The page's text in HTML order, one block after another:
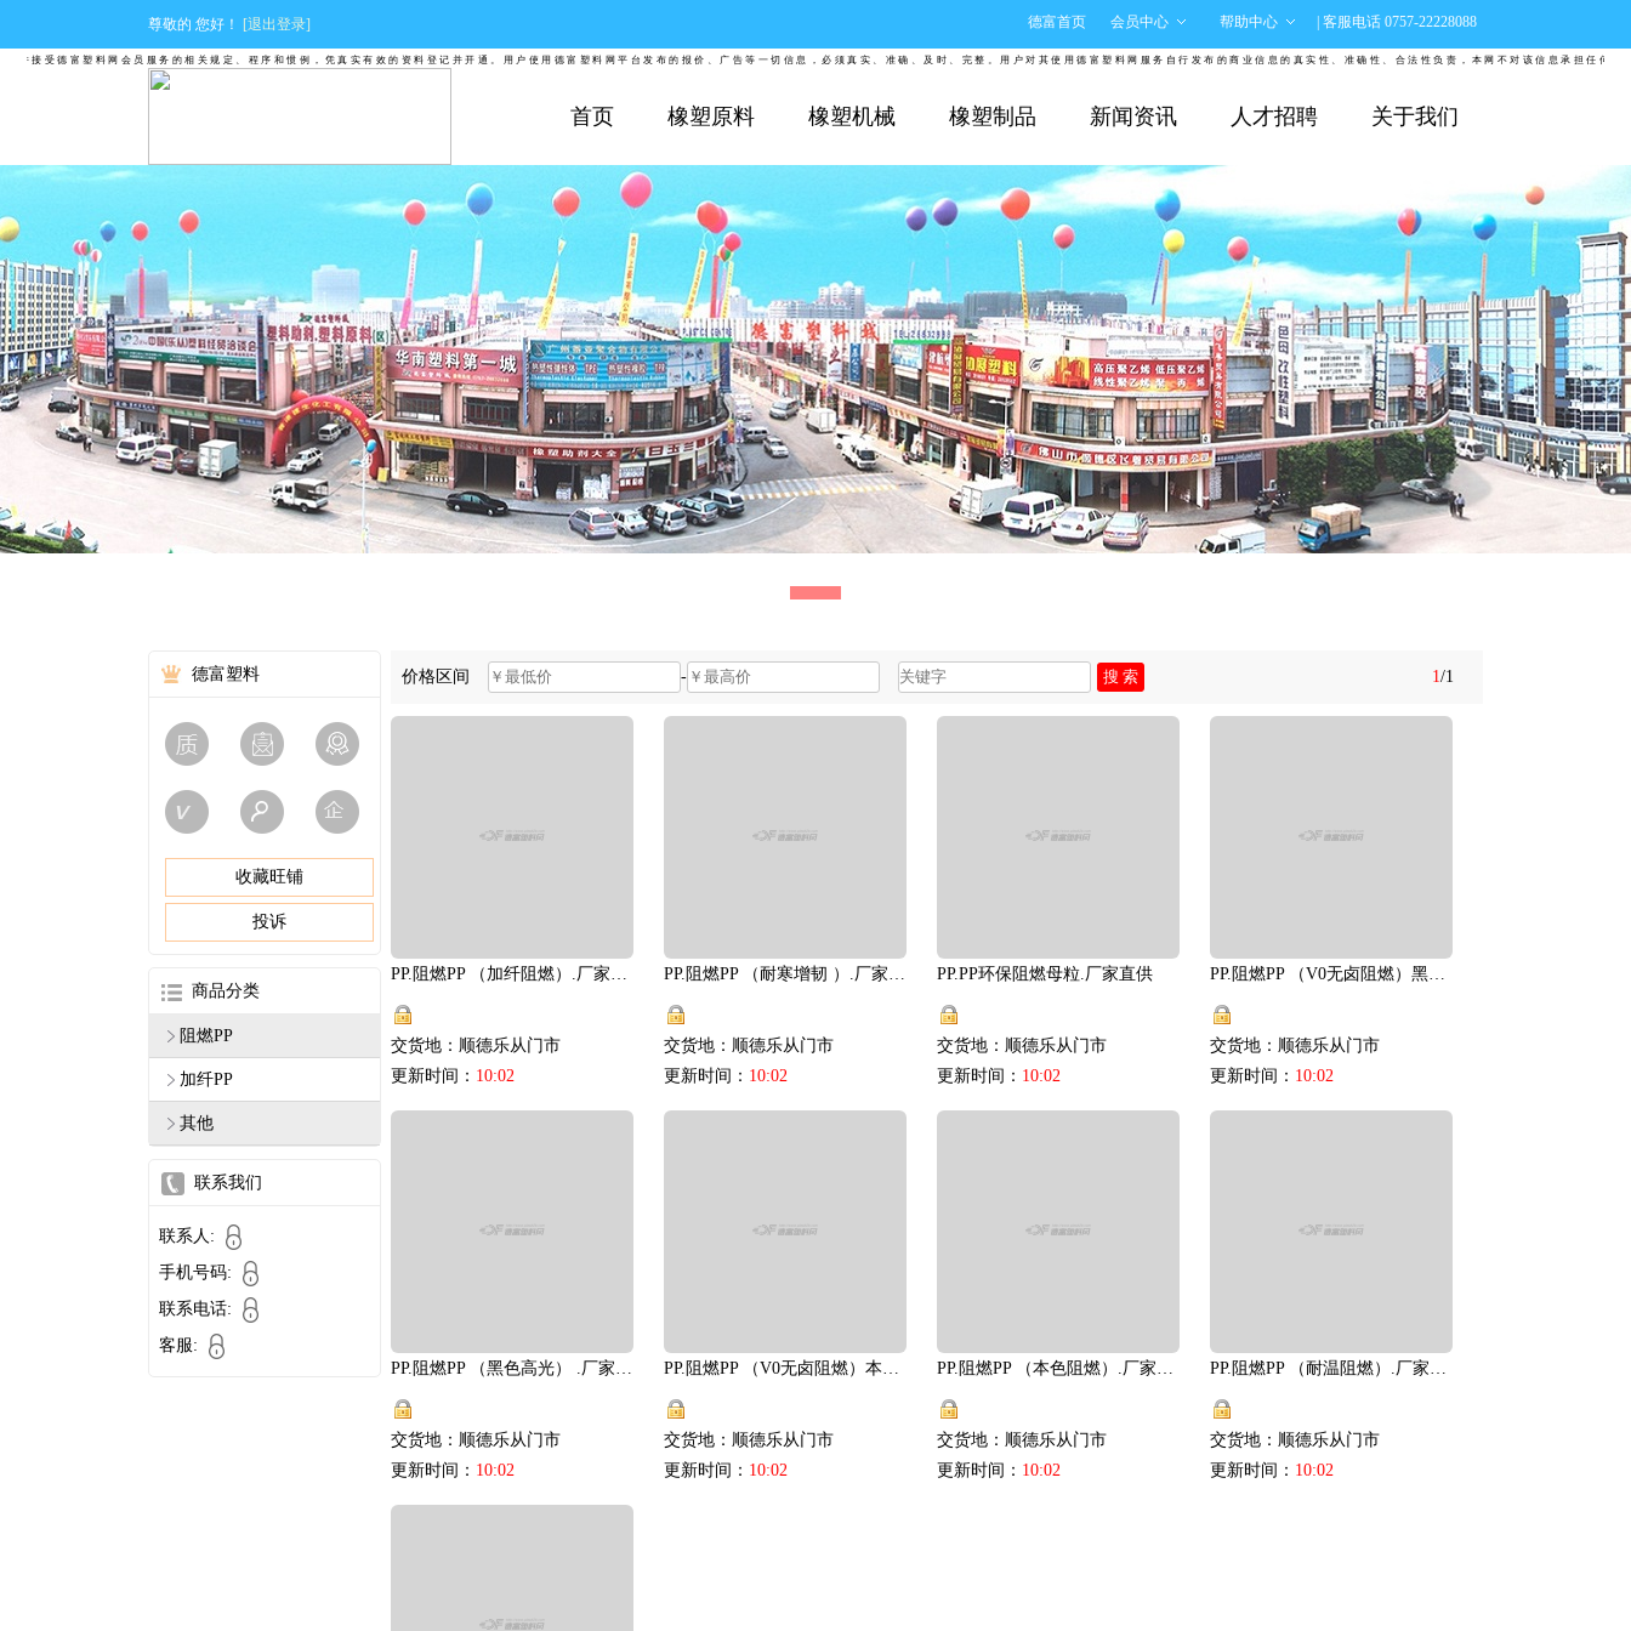
尊敬的 您好！ [退出登录] 德富首页 会员中心 帮助中心 | 客服电话 0757-22228088
德富塑料网会员服务的相关规定、程序和惯例，凭真实有效的资料登记并开通。用户使用德富塑料网平台发布的报价、广告等一切信息，必须真实、准确、及时、完整。用户对其使用德富塑料网服务自行发布的商业信息的真实性、准确性、合法性负责，本网不对该信息承担任何
首页 橡塑原料 橡塑机械 橡塑制品 新闻资讯 人才招聘 关于我们
德富塑料
收藏旺铺
投诉
商品分类
阻燃PP
加纤PP
其他
联系我们
联系人:
手机号码:
联系电话:
客服:
价格区间 - 1/1
PP.阻燃PP （加纤阻燃）.厂家直供
交货地：顺德乐从门市
更新时间： 10:02
PP.阻燃PP （耐寒增韧 ）.厂家直供
交货地：顺德乐从门市
更新时间： 10:02
PP.PP环保阻燃母粒.厂家直供
交货地：顺德乐从门市
更新时间： 10:02
PP.阻燃PP （V0无卤阻燃）黑色.厂家直供
交货地：顺德乐从门市
更新时间： 10:02
PP.阻燃PP （黑色高光） .厂家直供
交货地：顺德乐从门市
更新时间： 10:02
PP.阻燃PP （V0无卤阻燃）本色.厂家直供
交货地：顺德乐从门市
更新时间： 10:02
PP.阻燃PP （本色阻燃）.厂家直供
交货地：顺德乐从门市
更新时间： 10:02
PP.阻燃PP （耐温阻燃）.厂家直供
交货地：顺德乐从门市
更新时间： 10:02